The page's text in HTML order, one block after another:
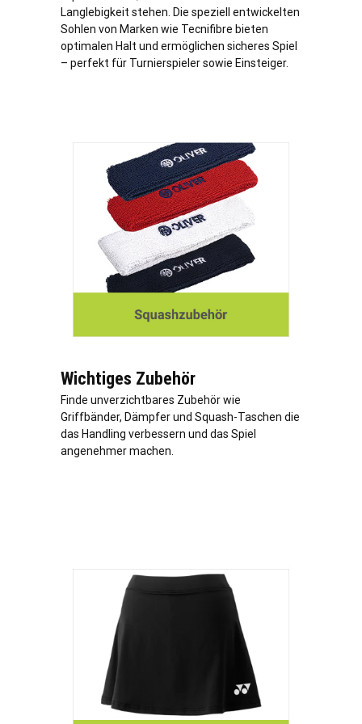
Langlebigkeit stehen. Die speziell entwickelten
Sohlen von Marken wie Tecnifibre bieten
optimalen Halt und ermöglichen sicheres Spiel
– perfekt für Turnierspieler sowie Einsteiger.
Wichtiges Zubehör
Finde unverzichtbares Zubehör wie
Griffbänder, Dämpfer und Squash-Taschen die
das Handling verbessern und das Spiel
angenehmer machen.